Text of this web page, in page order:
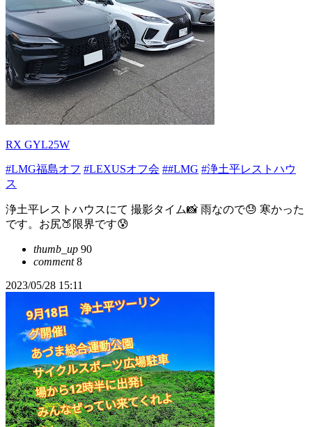
RX GYL25W
#LMG福島オフ #LEXUSオフ会 ##LMG #浄土平レストハウ
ス
浄土平レストハウスにて 撮影タイム📸 雨なので😓 寒かった
です。お尻🍑限界です😰
thumb_up 90
comment8
2023/05/28 15:11